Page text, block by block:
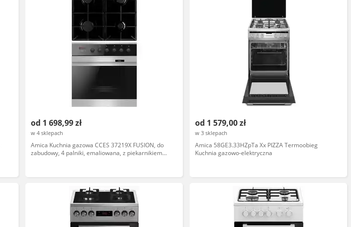
od 1 698,99 zł
w 4 sklepach
Amica Kuchnia gazowa CCES 37219X FUSION, do
zabudowy, 4 palniki, emaliowana, z piekarnikiem
od 1 579,00 zł
w 3 sklepach
Amica 58GE3.33HZpTa Xx PIZZA Termoobieg
Kuchnia gazowo-elektryczna